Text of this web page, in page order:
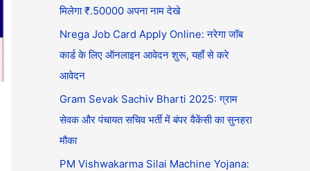
मिलेगा ₹.50000 अपना नाम देखे
Nrega Job Card Apply Online: नरेगा जॉब
कार्ड के लिए ऑनलाइन आवेदन शुरू, यहाँ से करे
आवेदन
Gram Sevak Sachiv Bharti 2025: ग्राम
सेवक और पंचायत सचिव भर्ती में बंपर वैकेंसी का सुनहरा
मौका
PM Vishwakarma Silai Machine Yojana: